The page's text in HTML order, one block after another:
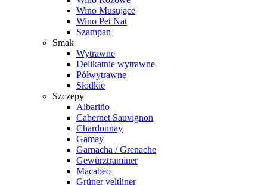
Wino Musujące
Wino Pet Nat
Szampan
Smak
Wytrawne
Delikatnie wytrawne
Półwytrawne
Słodkie
Szczepy
Albariño
Cabernet Sauvignon
Chardonnay
Gamay
Garnacha / Grenache
Gewürztraminer
Macabeo
Grüner veltliner